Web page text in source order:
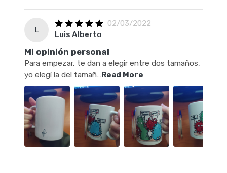
L
02/03/2022
Luis Alberto
Mi opinión personal
Para empezar, te dan a elegir entre dos tamaños,
yo elegí la del tamañ…Read More